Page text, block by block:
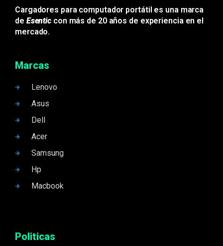
Cargadores para computador portátil es una marca
de Esentic con más de 20 años de experiencia en el
mercado.
Marcas
Lenovo
Asus
Dell
Acer
Samsung
Hp
Macbook
Politicas